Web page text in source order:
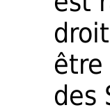
être
des